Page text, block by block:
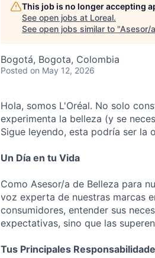
This job is no longer accepting
See open jobs at Loreal.
See open jobs similar to "Asesor/
Bogotá, Bogota, Colombia
Posted on May 12, 2026
Hola, somos L'Oréal. No solo
experimenta la belleza (y se
Sigue leyendo, esta podría ser la
Un Día en tu Vida
Como Asesor/a de Belleza para
voz experta de nuestras marcas
consumidores, entender sus
expectativas, sino que las
Tus Principales